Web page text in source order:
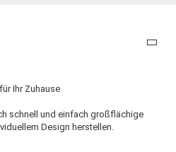
Ihr Zuhause
schnell und einfach großflächige
Design herstellen.